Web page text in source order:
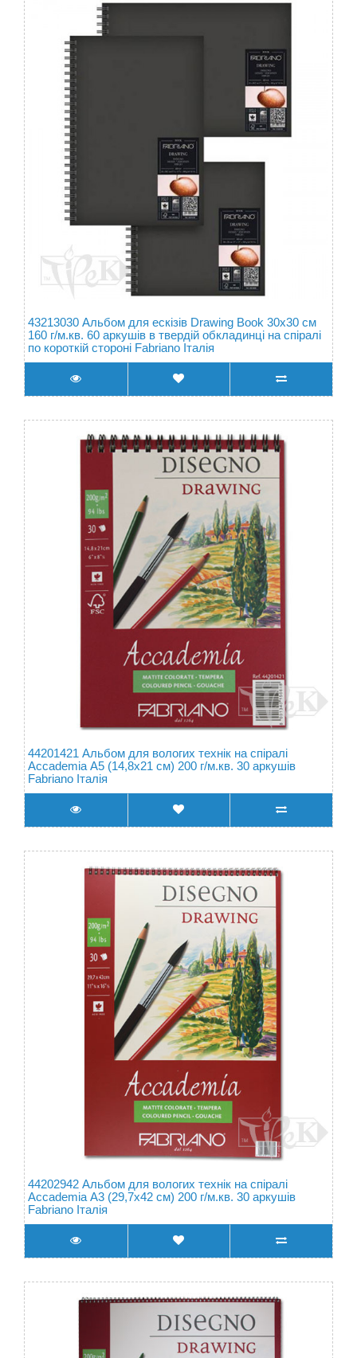
43213030 Альбом для ескізів Drawing Book 30х30 см
160 г/м.кв. 60 аркушів в твердій обкладинці на спіралі
по короткій стороні Fabriano Італія
44201421 Альбом для вологих технік на спіралі
Accademia А5 (14,8х21 см) 200 г/м.кв. 30 аркушів
Fabriano Італія
44202942 Альбом для вологих технік на спіралі
Accademia А3 (29,7х42 см) 200 г/м.кв. 30 аркушів
Fabriano Італія